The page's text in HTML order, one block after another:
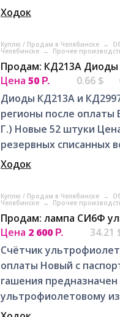
Ходок
Куплю / Продам в Челябинске →
Челябинске → Прочее
Продам: КД213А Диоды
Цена 50 Р. 0.66 $
Диоды КД213А и
регионы после
Г.) Новые 52 штуки
резервных списанных
Ходок
Куплю / Продам в Челябинске →
Челябинске → Прочее
Продам: лампа СИ6Ф
Цена 2 600 Р. 34.21
Счётчик
оплаты Новый с
гашения
ультрофиолетовому